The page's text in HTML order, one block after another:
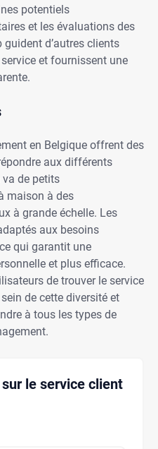
potentiels
et les évaluations des
d’autres clients
et fournissent une
en Belgique offrent des
aux différents
va de petits
maison à des
à grande échelle. Les
aux besoins
qui garantit une
et plus efficace.
de trouver le service
de cette diversité et
à tous les types de
le service client